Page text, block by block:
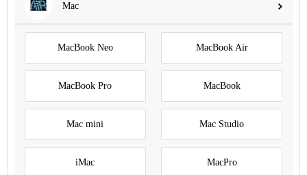
Mac
MacBook Neo MacBook Air
MacBook Pro MacBook
Mac mini Mac Studio
iMac MacPro